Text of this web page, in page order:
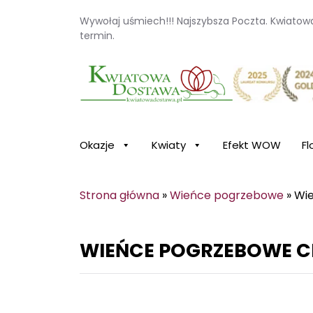
Wywołaj uśmiech!!! Najszybsza Poczta.
termin.
Kwiaciarnia internetowa Kwiatowa
Okazje Kwiaty Efekt WOW
Strona główna »Wieńce pogrzebowe »
WIEŃCE POGRZEBOWE